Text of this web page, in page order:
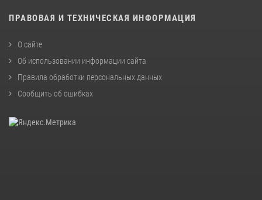
ПРАВОВАЯ И ТЕХНИЧЕСКАЯ ИНФОРМАЦИЯ
О сайте
Об использовании информации сайта
Правила обработки персональных данных
Сообщить об ошибках